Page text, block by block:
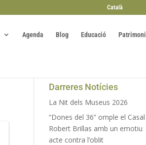
Català
Agenda Blog Educació Patrimoni
Darreres Notícies
La Nit dels Museus 2026
“Dones del 36” omple el Casal
Robert Brillas amb un emotiu
acte contra l’oblit